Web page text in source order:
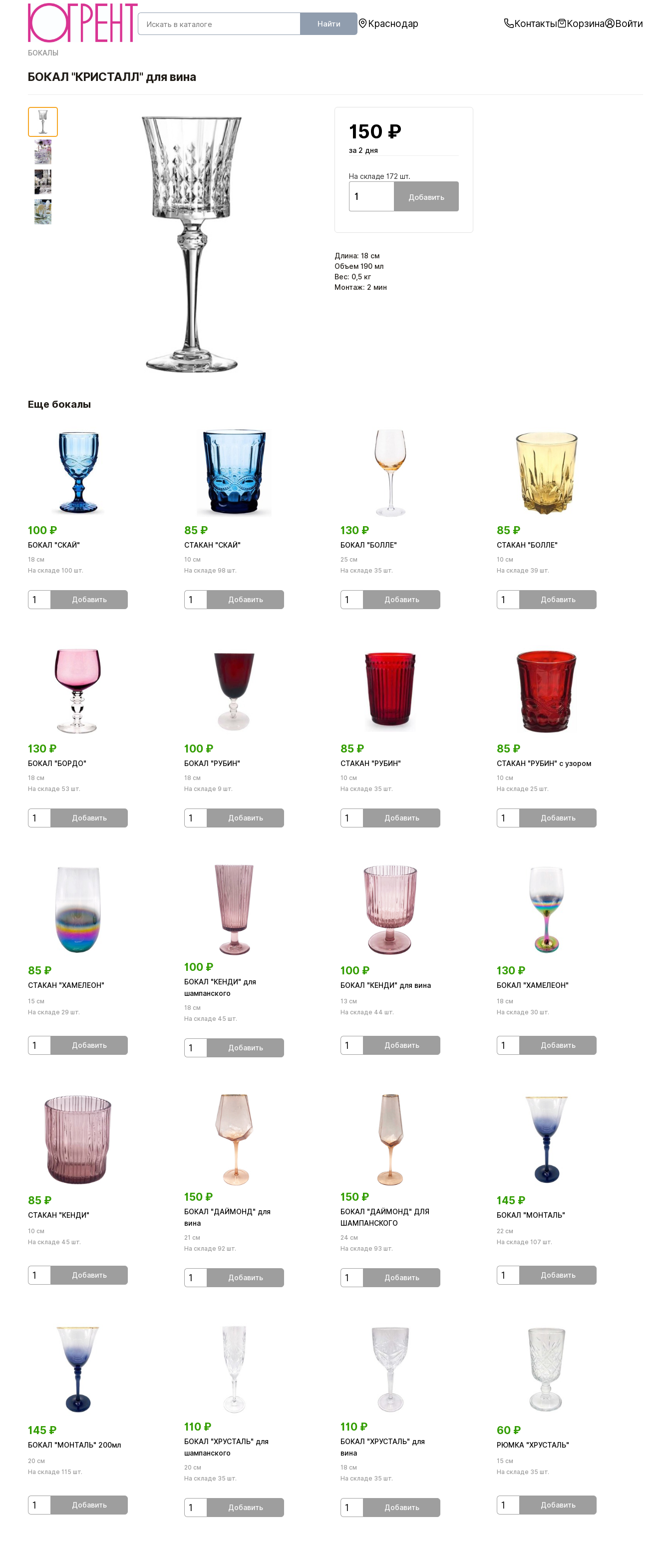
Найти Краснодар Контакты Корзина Войти
БОКАЛЫ
БОКАЛ "КРИСТАЛЛ" для вина
150 ₽
за 2 дня
На складе 172 шт.
Добавить
Длина: 18 см
Объем 190 мл
Вес: 0,5 кг
Монтаж: 2 мин
Еще бокалы
100 ₽
БОКАЛ "СКАЙ"
18 см
На складе 100 шт.
Добавить
85 ₽
СТАКАН "СКАЙ"
10 см
На складе 98 шт.
Добавить
130 ₽
БОКАЛ "БОЛЛЕ"
25 см
На складе 35 шт.
Добавить
85 ₽
СТАКАН "БОЛЛЕ"
10 см
На складе 39 шт.
Добавить
130 ₽
БОКАЛ "БОРДО"
18 см
На складе 53 шт.
Добавить
100 ₽
БОКАЛ "РУБИН"
18 см
На складе 9 шт.
Добавить
85 ₽
СТАКАН "РУБИН"
10 см
На складе 35 шт.
Добавить
85 ₽
СТАКАН "РУБИН" с узором
10 см
На складе 25 шт.
Добавить
85 ₽
СТАКАН "ХАМЕЛЕОН"
15 см
На складе 29 шт.
Добавить
100 ₽
БОКАЛ "КЕНДИ" для
шампанского
18 см
На складе 45 шт.
Добавить
100 ₽
БОКАЛ "КЕНДИ" для вина
13 см
На складе 44 шт.
Добавить
130 ₽
БОКАЛ "ХАМЕЛЕОН"
18 см
На складе 30 шт.
Добавить
85 ₽
СТАКАН "КЕНДИ"
10 см
На складе 45 шт.
Добавить
150 ₽
БОКАЛ "ДАЙМОНД" для
вина
21 см
На складе 92 шт.
Добавить
150 ₽
БОКАЛ "ДАЙМОНД" ДЛЯ
ШАМПАНСКОГО
24 см
На складе 93 шт.
Добавить
145 ₽
БОКАЛ "МОНТАЛЬ"
22 см
На складе 107 шт.
Добавить
145 ₽
БОКАЛ "МОНТАЛЬ" 200мл
20 см
На складе 115 шт.
Добавить
110 ₽
БОКАЛ "ХРУСТАЛЬ" для
шампанского
20 см
На складе 35 шт.
Добавить
110 ₽
БОКАЛ "ХРУСТАЛЬ" для
вина
18 см
На складе 35 шт.
Добавить
60 ₽
РЮМКА "ХРУСТАЛЬ"
15 см
На складе 35 шт.
Добавить